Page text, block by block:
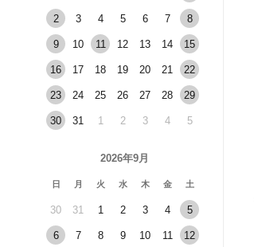
2 3 4 5 6 7 8
9 10 11 12 13 14 15
16 17 18 19 20 21 22
23 24 25 26 27 28 29
30 31 1 2 3 4 5
2026年9月
日 月 火 水 木 金 土
30 31 1 2 3 4 5
6 7 8 9 10 11 12